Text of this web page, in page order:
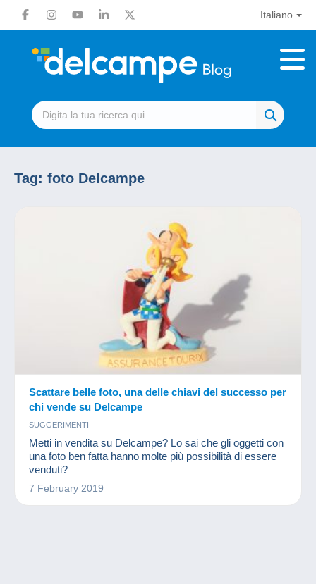
Italiano
Tag: foto Delcampe
Scattare belle foto, una delle chiavi del successo per
chi vende su Delcampe
SUGGERIMENTI
Metti in vendita su Delcampe? Lo sai che gli oggetti con
una foto ben fatta hanno molte più possibilità di essere
venduti?
7 February 2019